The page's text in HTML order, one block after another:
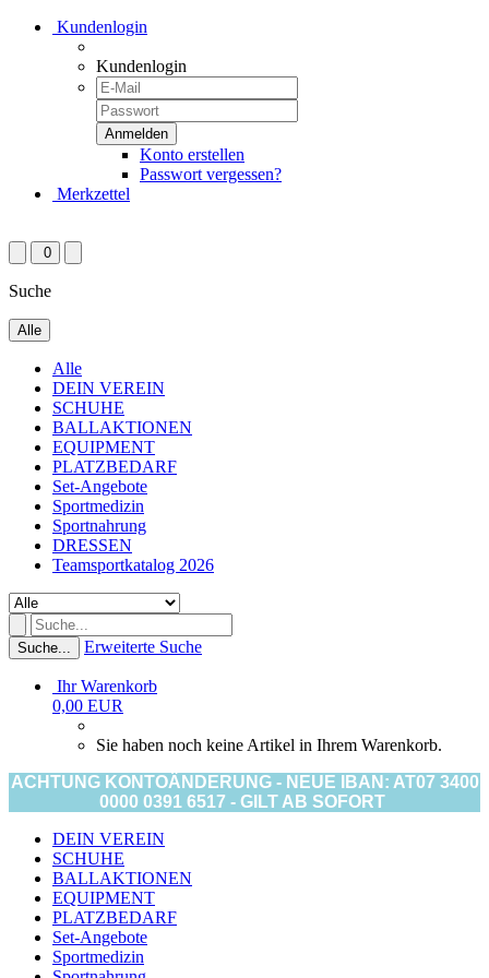
Kundenlogin
Kundenlogin
Konto erstellen
Passwort vergessen?
Merkzettel
0
Suche
Alle
Alle
DEIN VEREIN
SCHUHE
BALLAKTIONEN
EQUIPMENT
PLATZBEDARF
Set-Angebote
Sportmedizin
Sportnahrung
DRESSEN
Teamsportkatalog 2026
Suche... Erweiterte Suche
Ihr Warenkorb
0,00 EUR
Sie haben noch keine Artikel in Ihrem Warenkorb.
ACHTUNG KONTOÄNDERUNG - NEUE IBAN: AT07 3400
0000 0391 6517 - GILT AB SOFORT
DEIN VEREIN
SCHUHE
BALLAKTIONEN
EQUIPMENT
PLATZBEDARF
Set-Angebote
Sportmedizin